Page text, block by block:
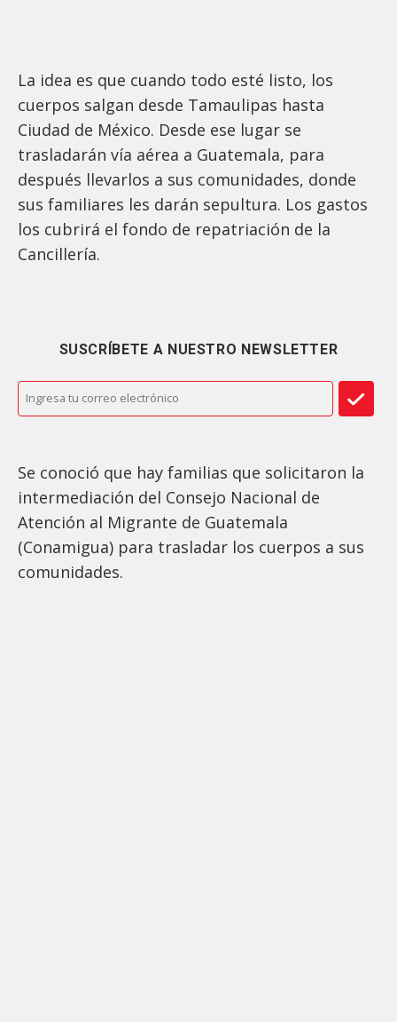
La idea es que cuando todo esté listo, los
cuerpos salgan desde Tamaulipas hasta
Ciudad de México. Desde ese lugar se
trasladarán vía aérea a Guatemala, para
después llevarlos a sus comunidades, donde
sus familiares les darán sepultura. Los gastos
los cubrirá el fondo de repatriación de la
Cancillería.
SUSCRÍBETE A NUESTRO NEWSLETTER
Se conoció que hay familias que solicitaron la
intermediación del Consejo Nacional de
Atención al Migrante de Guatemala
(Conamigua) para trasladar los cuerpos a sus
comunidades.